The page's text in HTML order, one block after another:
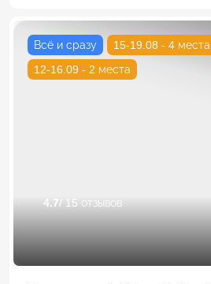
Всё и сразу
15-19.08 - 4 места
12-16.09 - 2 места
4.7/ 15 отзывов